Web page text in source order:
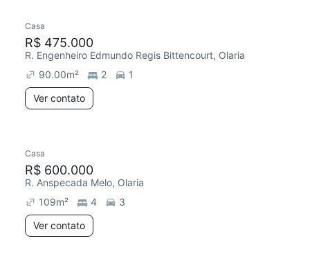
Casa
R$ 475.000
R. Engenheiro Edmundo Regis Bittencourt, Olaria
90.00m² 2
1
Ver contato
Chegou este mês
Casa
R$ 600.000
R. Anspecada Melo, Olaria
109m² 4
3
Ver contato